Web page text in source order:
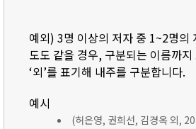
예외) 3명 이상의 저자 중 1~2명의
도도 같을 경우, 구분되는 이름까
‘외’를 표기해 내주를 구분합니다.
예시
(허은영, 권희선, 김경옥 외,